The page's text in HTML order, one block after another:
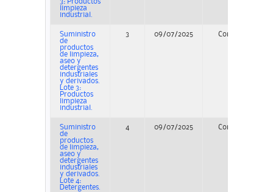
3: Productos
limpieza
industrial.
Suministro
de
productos
de limpieza,
aseo y
detergentes
industriales
y derivados.
Lote 3:
Productos
limpieza
industrial.
3 09/07/2025 Concurso
Suministro
de
productos
de limpieza,
aseo y
detergentes
industriales
y derivados.
Lote 4:
Detergentes.
4 09/07/2025 Concurso